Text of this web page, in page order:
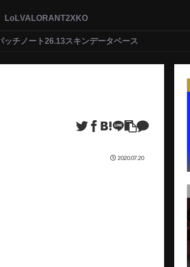
LoLVALORANT2XKO
ッチノート26.13スキンデータベース
2020.07.20